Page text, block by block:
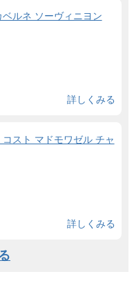
ベルネ ソーヴィニヨン
詳しくみる
コスト マドモワゼル チャ
詳しくみる